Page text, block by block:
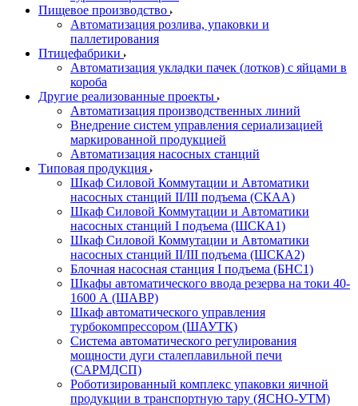
Пищевое производство
Автоматизация розлива, упаковки и
паллетирования
Птицефабрики
Автоматизация укладки пачек (лотков) с яйцами в
короба
Другие реализованные проекты
Автоматизация производственных линий
Внедрение систем управления сериализацией
маркированной продукцией
Автоматизация насосных станций
Типовая продукция
Шкаф Силовой Коммутации и Автоматики
насосных станций II/III подъема (СКАА)
Шкаф Силовой Коммутации и Автоматики
насосных станций I подъема (ШСКА1)
Шкаф Силовой Коммутации и Автоматики
насосных станций II/III подъема (ШСКА2)
Блочная насосная станция I подъема (БНС1)
Шкафы автоматического ввода резерва на токи 40-
1600 А (ШАВР)
Шкаф автоматического управления
турбокомпрессором (ШАУТК)
Система автоматического регулирования
мощности дуги сталеплавильной печи
(САРМДСП)
Роботизированный комплекс упаковки яичной
продукции в транспортную тару (ЯСНО-УТМ)